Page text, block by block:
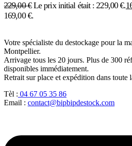
229,00€ Le prix initial était : 229,00 €.
169,00 €.
Votre spécialiste du destockage pour la
Montpellier.
Arrivage tous les 20 jours. Plus de 300
disponibles immédiatement.
Retrait sur place et expédition dans toute
Tèl : 04 67 05 35 86
Email : contact@bipbipdestock.com